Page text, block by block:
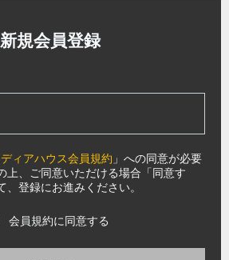
新規会員登録
ィアハウス会員規約 」への同意が必要
上、ご同意いただける場合「同意す
登録にお進みください。
会員規約に同意する